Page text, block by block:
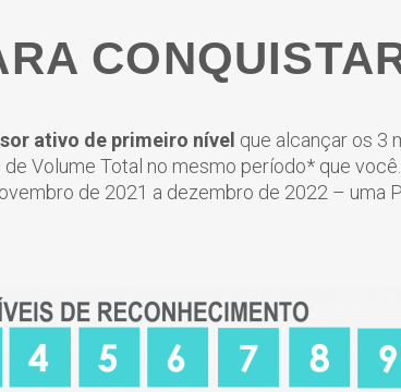
ativo de primeiro nível que alcançar os 3
de Volume Total no mesmo período* que você.
de 2021 a dezembro de 2022 – uma